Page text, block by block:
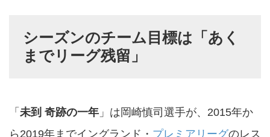
シーズンのチーム目標は「あく
までリーグ残留」
「 未到 奇跡の一年 」は岡崎慎司選手が、2015年か
ら2019年までイングランド・ プレミアリーグのレス